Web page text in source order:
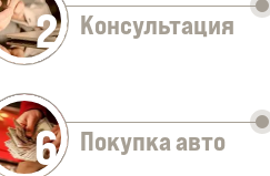
Оставить заявку
2 Консультация
6 Покупка авто